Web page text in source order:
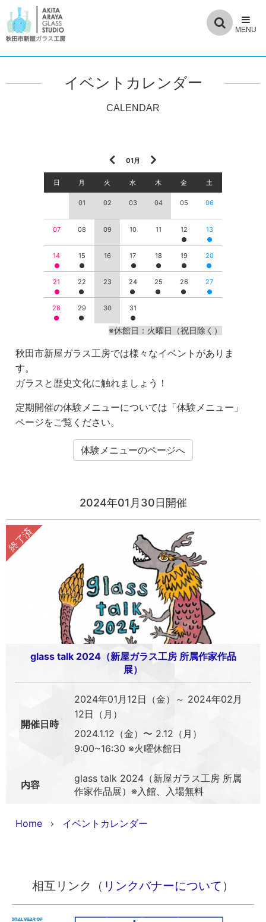
イベントカレンダー
01月
日 月 火 水 木 金 土
01 02 03 04 05 06
07 08 09 10 11 12 13
14 15 16 17 18 19 20
21 22 23 24 25 26 27
28 29 30 31
※休館日：火曜日（祝日除く）
秋田市新屋ガラス工房では様々なイベントがありま
す。
ガラスと歴史文化に触れましょう！
定期開催の体験メニューについては「体験メニュー」
ページをご覧ください。
体験メニューのページへ
2024年01月30日開催
glass talk 2024（新屋ガラス工房 所属作家作品
展）
開催日時
2024年01月12日（金）～ 2024年02月
12日（月）
2024.1.12（金）〜 2.12（月）
9:00~16:30 ※火曜休館日
内容
glass talk 2024（新屋ガラス工房 所属
作家作品展）※入館、入場無料
Home イベントカレンダー
相互リンク（ リンクバナーについて ）